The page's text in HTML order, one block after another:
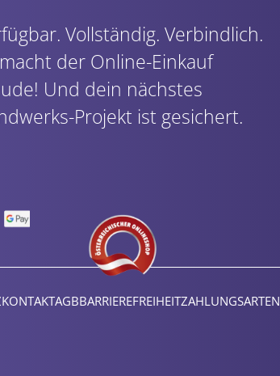
Vollständig. Verbindlich.
der Online-Einkauf
Und dein nächstes
Projekt ist gesichert.
KONTAKTAGBBARRIEREFREIHEITZAHLUNGSARTEN